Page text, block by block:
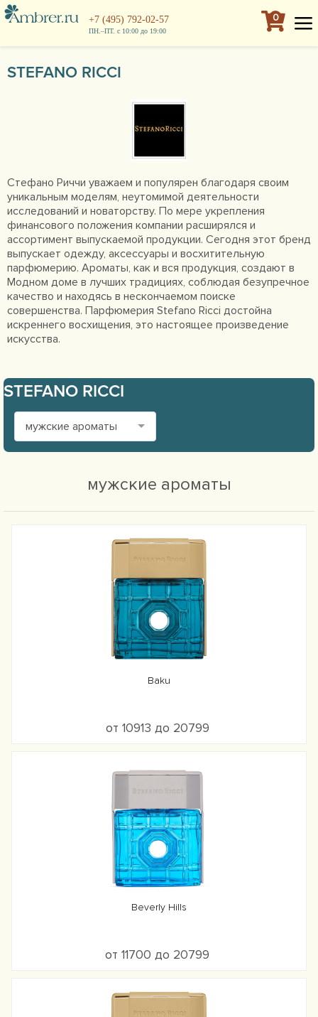
+7 (495) 792-02-57
ПН.–ПТ. с 10:00 до 19:00
0
STEFANO RICCI
Стефано Риччи уважаем и популярен благодаря своим
уникальным моделям, неутомимой деятельности
исследований и новаторству. По мере укрепления
финансового положения компании расширялся и
ассортимент выпускаемой продукции. Сегодня этот бренд
выпускает одежду, аксессуары и восхитительную
парфюмерию. Ароматы, как и вся продукция, создают в
Модном доме в лучших традициях, соблюдая безупречное
качество и находясь в нескончаемом поиске
совершенства. Парфюмерия Stefano Ricci достойна
искреннего восхищения, это настоящее произведение
искусства.
STEFANO RICCI
мужские ароматы
мужские ароматы
Baku
от 10913 до 20799
Beverly Hills
от 11700 до 20799